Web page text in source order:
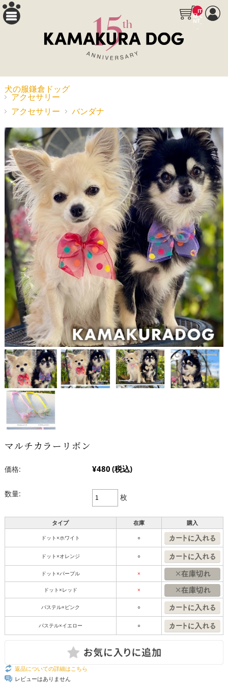
__IT
M_C
NT_
犬の服鎌倉ドッグ
アクセサリー
アクセサリー
バンダナ
マルチカラーリボン
価格: ¥480(税込)
数量: 枚
タイプ 在庫 購入
ドット×ホワイト ○
ドット×オレンジ ○
ドット×パープル ×
ドット×レッド ×
パステル×ピンク ○
パステル×イエロー ○
返品についての詳細はこちら
レビューはありません